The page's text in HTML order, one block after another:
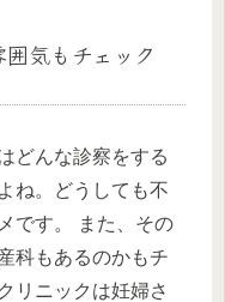
気もチェック
どんな診察をする
ね。どうしても不
です。 また、その
科もあるのかもチ
リニックは妊婦さ